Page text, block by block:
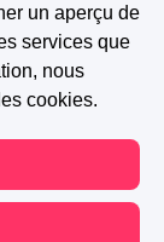
un aperçu de
services que
nous
cookies.